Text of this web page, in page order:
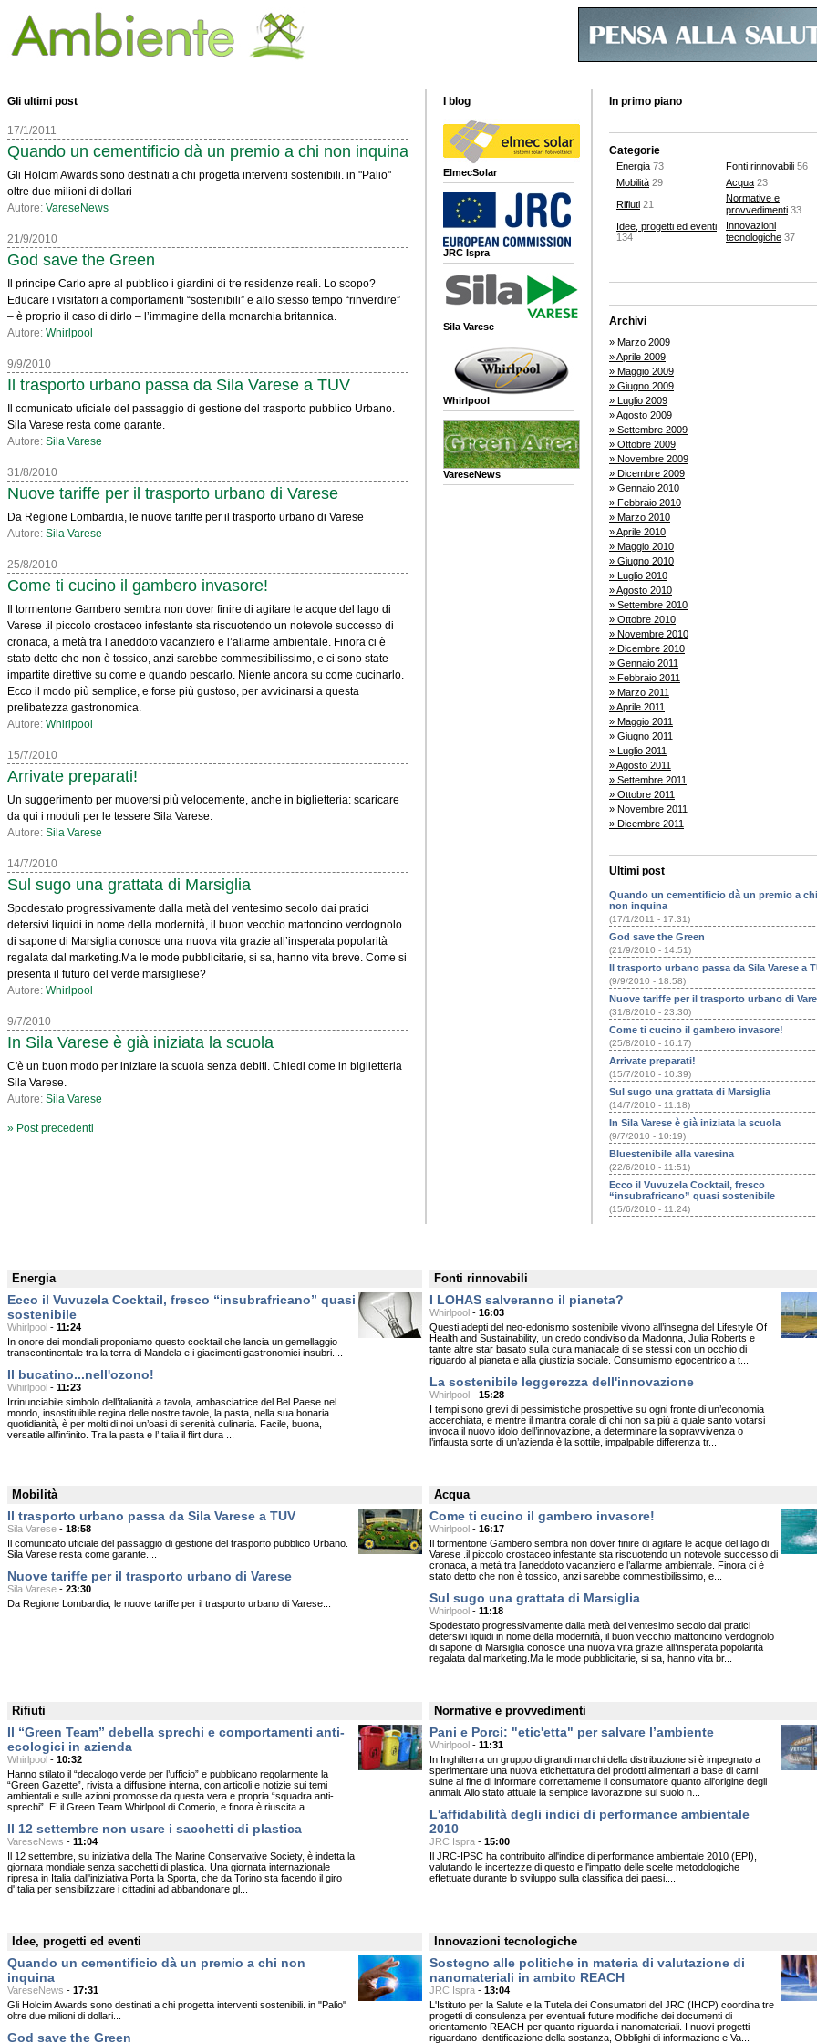
Gli ultimi post
17/1/2011
Quando un cementificio dà un premio a chi non inquina
Gli Holcim Awards sono destinati a chi progetta interventi sostenibili. in "Palio"
oltre due milioni di dollari
Autore: VareseNews
21/9/2010
God save the Green
Il principe Carlo apre al pubblico i giardini di tre residenze reali. Lo scopo?
Educare i visitatori a comportamenti “sostenibili” e allo stesso tempo “rinverdire”
– è proprio il caso di dirlo – l’immagine della monarchia britannica.
Autore: Whirlpool
9/9/2010
Il trasporto urbano passa da Sila Varese a TUV
Il comunicato uficiale del passaggio di gestione del trasporto pubblico Urbano.
Sila Varese resta come garante.
Autore: Sila Varese
31/8/2010
Nuove tariffe per il trasporto urbano di Varese
Da Regione Lombardia, le nuove tariffe per il trasporto urbano di Varese
Autore: Sila Varese
25/8/2010
Come ti cucino il gambero invasore!
Il tormentone Gambero sembra non dover finire di agitare le acque del lago di
Varese .il piccolo crostaceo infestante sta riscuotendo un notevole successo di
cronaca, a metà tra l’aneddoto vacanziero e l’allarme ambientale. Finora ci è
stato detto che non è tossico, anzi sarebbe commestibilissimo, e ci sono state
impartite direttive su come e quando pescarlo. Niente ancora su come cucinarlo.
Ecco il modo più semplice, e forse più gustoso, per avvicinarsi a questa
prelibatezza gastronomica.
Autore: Whirlpool
15/7/2010
Arrivate preparati!
Un suggerimento per muoversi più velocemente, anche in biglietteria: scaricare
da qui i moduli per le tessere Sila Varese.
Autore: Sila Varese
14/7/2010
Sul sugo una grattata di Marsiglia
Spodestato progressivamente dalla metà del ventesimo secolo dai pratici
detersivi liquidi in nome della modernità, il buon vecchio mattoncino verdognolo
di sapone di Marsiglia conosce una nuova vita grazie all’insperata popolarità
regalata dal marketing.Ma le mode pubblicitarie, si sa, hanno vita breve. Come si
presenta il futuro del verde marsigliese?
Autore: Whirlpool
9/7/2010
In Sila Varese è già iniziata la scuola
C'è un buon modo per iniziare la scuola senza debiti. Chiedi come in biglietteria
Sila Varese.
Autore: Sila Varese
» Post precedenti
I blog
ElmecSolar
JRC Ispra
Sila Varese
Whirlpool
VareseNews
In primo piano
Categorie
Energia 73 Fonti rinnovabili 56
Mobilità 29 Acqua 23
Rifiuti 21
Normative e
provvedimenti 33
Idee, progetti ed eventi
134
Innovazioni
tecnologiche 37
Archivi
» Marzo 2009
» Aprile 2009
» Maggio 2009
» Giugno 2009
» Luglio 2009
» Agosto 2009
» Settembre 2009
» Ottobre 2009
» Novembre 2009
» Dicembre 2009
» Gennaio 2010
» Febbraio 2010
» Marzo 2010
» Aprile 2010
» Maggio 2010
» Giugno 2010
» Luglio 2010
» Agosto 2010
» Settembre 2010
» Ottobre 2010
» Novembre 2010
» Dicembre 2010
» Gennaio 2011
» Febbraio 2011
» Marzo 2011
» Aprile 2011
» Maggio 2011
» Giugno 2011
» Luglio 2011
» Agosto 2011
» Settembre 2011
» Ottobre 2011
» Novembre 2011
» Dicembre 2011
Ultimi post
Quando un cementificio dà un premio a chi
non inquina
(17/1/2011 - 17:31)
God save the Green
(21/9/2010 - 14:51)
Il trasporto urbano passa da Sila Varese a
(9/9/2010 - 18:58)
Nuove tariffe per il trasporto urbano di
(31/8/2010 - 23:30)
Come ti cucino il gambero invasore!
(25/8/2010 - 16:17)
Arrivate preparati!
(15/7/2010 - 10:39)
Sul sugo una grattata di Marsiglia
(14/7/2010 - 11:18)
In Sila Varese è già iniziata la scuola
(9/7/2010 - 10:19)
Bluestenibile alla varesina
(22/6/2010 - 11:51)
Ecco il Vuvuzela Cocktail, fresco
“insubrafricano” quasi sostenibile
(15/6/2010 - 11:24)
Energia
Ecco il Vuvuzela Cocktail, fresco “insubrafricano” quasi
sostenibile
Whirlpool - 11:24
In onore dei mondiali proponiamo questo cocktail che lancia un gemellaggio
transcontinentale tra la terra di Mandela e i giacimenti gastronomici insubri....
Il bucatino...nell'ozono!
Whirlpool - 11:23
Irrinunciabile simbolo dell’italianità a tavola, ambasciatrice del Bel Paese nel
mondo, insostituibile regina delle nostre tavole, la pasta, nella sua bonaria
quotidianità, è per molti di noi un’oasi di serenità culinaria. Facile, buona,
versatile all’infinito. Tra la pasta e l’Italia il flirt dura ...
Fonti rinnovabili
I LOHAS salveranno il pianeta?
Whirlpool - 16:03
Questi adepti del neo-edonismo sostenibile vivono all’insegna del Lifestyle Of
Health and Sustainability, un credo condiviso da Madonna, Julia Roberts e
tante altre star basato sulla cura maniacale di se stessi con un occhio di
riguardo al pianeta e alla giustizia sociale. Consumismo egocentrico a t...
La sostenibile leggerezza dell'innovazione
Whirlpool - 15:28
I tempi sono grevi di pessimistiche prospettive su ogni fronte di un’economia
accerchiata, e mentre il mantra corale di chi non sa più a quale santo votarsi
invoca il nuovo idolo dell’innovazione, a determinare la sopravvivenza o
l’infausta sorte di un’azienda è la sottile, impalpabile differenza tr...
Mobilità
Il trasporto urbano passa da Sila Varese a TUV
Sila Varese - 18:58
Il comunicato uficiale del passaggio di gestione del trasporto pubblico Urbano.
Sila Varese resta come garante....
Nuove tariffe per il trasporto urbano di Varese
Sila Varese - 23:30
Da Regione Lombardia, le nuove tariffe per il trasporto urbano di Varese...
Acqua
Come ti cucino il gambero invasore!
Whirlpool - 16:17
Il tormentone Gambero sembra non dover finire di agitare le acque del lago di
Varese .il piccolo crostaceo infestante sta riscuotendo un notevole successo di
cronaca, a metà tra l’aneddoto vacanziero e l’allarme ambientale. Finora ci è
stato detto che non è tossico, anzi sarebbe commestibilissimo, e...
Sul sugo una grattata di Marsiglia
Whirlpool - 11:18
Spodestato progressivamente dalla metà del ventesimo secolo dai pratici
detersivi liquidi in nome della modernità, il buon vecchio mattoncino verdognolo
di sapone di Marsiglia conosce una nuova vita grazie all’insperata popolarità
regalata dal marketing.Ma le mode pubblicitarie, si sa, hanno vita br...
Rifiuti
Il “Green Team” debella sprechi e comportamenti anti-
ecologici in azienda
Whirlpool - 10:32
Hanno stilato il “decalogo verde per l’ufficio” e pubblicano regolarmente la
“Green Gazette”, rivista a diffusione interna, con articoli e notizie sui temi
ambientali e sulle azioni promosse da questa vera e propria “squadra anti-
sprechi”. E’ il Green Team Whirlpool di Comerio, e finora è riuscita a...
Il 12 settembre non usare i sacchetti di plastica
VareseNews - 11:04
Il 12 settembre, su iniziativa della The Marine Conservative Society, è indetta la
giornata mondiale senza sacchetti di plastica. Una giornata internazionale
ripresa in Italia dall'iniziativa Porta la Sporta, che da Torino sta facendo il giro
d'Italia per sensibilizzare i cittadini ad abbandonare gl...
Normative e provvedimenti
Pani e Porci: "etic'etta" per salvare l’ambiente
Whirlpool - 11:31
In Inghilterra un gruppo di grandi marchi della distribuzione si è impegnato a
sperimentare una nuova etichettatura dei prodotti alimentari a base di carni
suine al fine di informare correttamente il consumatore quanto all'origine degli
animali. Allo stato attuale la semplice lavorazione sul suolo n...
L'affidabilità degli indici di performance ambientale
2010
JRC Ispra - 15:00
Il JRC-IPSC ha contribuito all'indice di performance ambientale 2010 (EPI),
valutando le incertezze di questo e l'impatto delle scelte metodologiche
effettuate durante lo sviluppo sulla classifica dei paesi....
Idee, progetti ed eventi
Quando un cementificio dà un premio a chi non
inquina
VareseNews - 17:31
Gli Holcim Awards sono destinati a chi progetta interventi sostenibili. in "Palio"
oltre due milioni di dollari...
God save the Green
Innovazioni tecnologiche
Sostegno alle politiche in materia di valutazione di
nanomateriali in ambito REACH
JRC Ispra - 13:04
L'Istituto per la Salute e la Tutela dei Consumatori del JRC (IHCP) coordina tre
progetti di consulenza per eventuali future modifiche dei documenti di
orientamento REACH per quanto riguarda i nanomateriali. I nuovi progetti
riguardano Identificazione della sostanza, Obblighi di informazione e Va...